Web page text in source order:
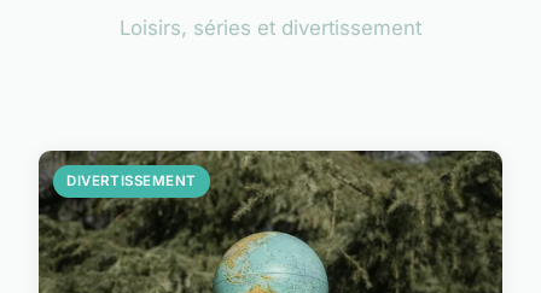
Loisirs, séries et divertissement
DIVERTISSEMENT